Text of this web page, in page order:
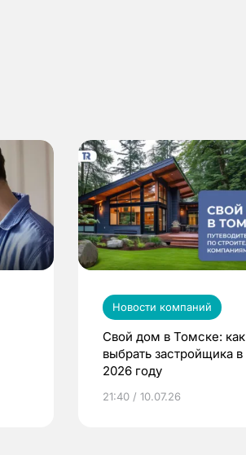
Новости компаний
Свой дом в Томске: как
выбрать застройщика в
2026 году
21:40 / 10.07.26